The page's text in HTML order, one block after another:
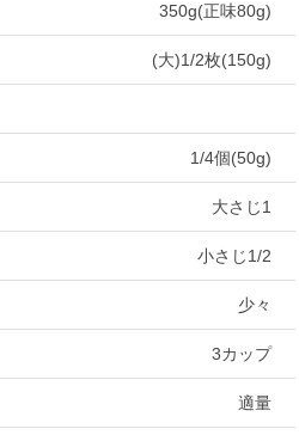
350g(正味80g)
(大)1/2枚(150g)
1/4個(50g)
大さじ1
小さじ1/2
少々
3カップ
適量